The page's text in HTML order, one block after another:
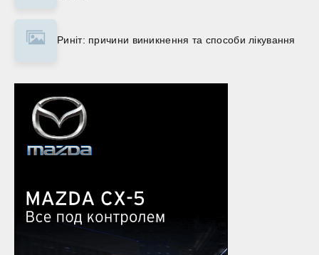
Риніт: причини виникнення та способи лікування